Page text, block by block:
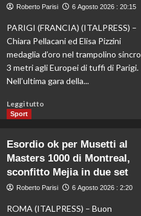
Roberto Parisi 6 Agosto 2026 : 20:15
PARIGI (FRANCIA) (ITALPRESS) –
Chiara Pellacani ed Elisa Pizzini
medaglia d’oro nel trampolino sincro
3 metri agli Europei di tuffi di Parigi.
Nell’ultima gara della...
Leggi tuttoLeggi
Storico
en
plein
agli
Sport
Esordio ok per Musetti al
Masters 1000 di Montreal,
sconfitto Mejia in due set
Roberto Parisi 6 Agosto 2026 : 2:20
ROMA (ITALPRESS) – Buon